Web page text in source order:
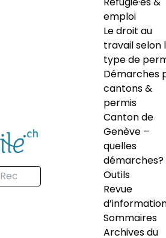
emploi
Le droit au
travail selon
type de
Démarches
cantons &
permis
Canton de
Genève –
quelles
démarches?
Outils
Revue
Sommaires
Archives du